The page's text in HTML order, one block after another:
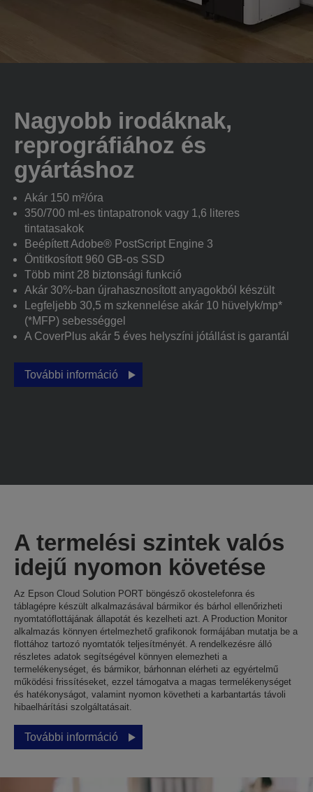
Nagyobb irodáknak,
reprográfiához és
gyártáshoz
Akár 150 m²/óra
350/700 ml-es tintapatronok vagy 1,6 literes
tintatasakok
Beépített Adobe® PostScript Engine 3
Öntitkosított 960 GB-os SSD
Több mint 28 biztonsági funkció
Akár 30%-ban újrahasznosított anyagokból készült
Legfeljebb 30,5 m szkennelése akár 10 hüvelyk/mp*
(*MFP) sebességgel
A CoverPlus akár 5 éves helyszíni jótállást is garantál
További információ
A termelési szintek valós
idejű nyomon követése
Az Epson Cloud Solution PORT böngésző okostelefonra és
táblagépre készült alkalmazásával bármikor és bárhol ellenőrizheti
nyomtatóflottájának állapotát és kezelheti azt. A Production Monitor
alkalmazás könnyen értelmezhető grafikonok formájában mutatja be a
flottához tartozó nyomtatók teljesítményét. A rendelkezésre álló
részletes adatok segítségével könnyen elemezheti a
termelékenységet, és bármikor, bárhonnan elérheti az egyértelmű
működési frissítéseket, ezzel támogatva a magas termelékenységet
és hatékonyságot, valamint nyomon követheti a karbantartás távoli
hibaelhárítási szolgáltatásait.
További információ